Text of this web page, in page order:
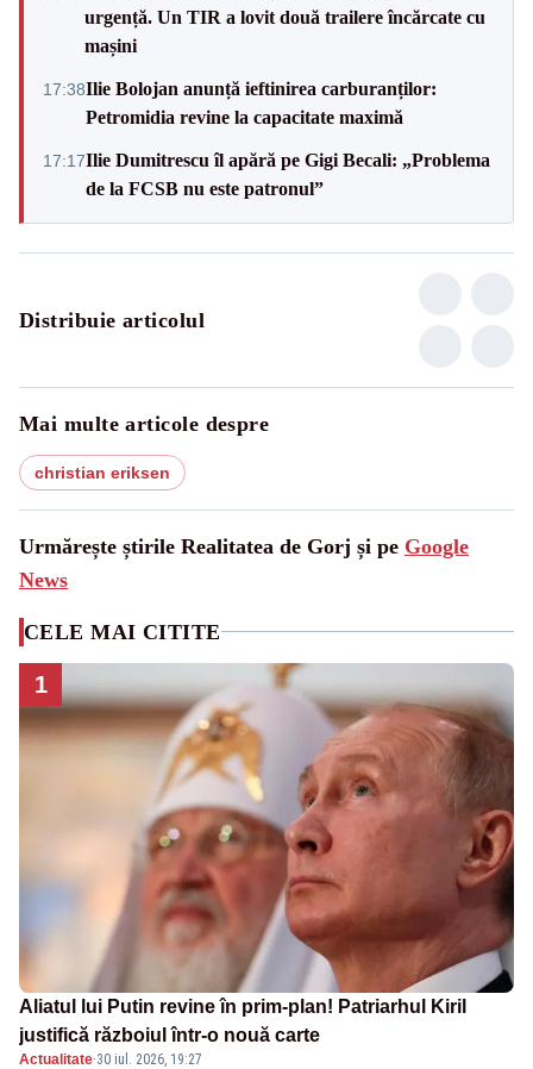
urgență. Un TIR a lovit două trailere încărcate cu
mașini
17:38Ilie Bolojan anunță ieftinirea carburanților:
Petromidia revine la capacitate maximă
17:17Ilie Dumitrescu îl apără pe Gigi Becali: „Problema
de la FCSB nu este patronul”
Distribuie articolul
Mai multe articole despre
christian eriksen
Urmărește știrile Realitatea de Gorj și pe Google
News
CELE MAI CITITE
1
Aliatul lui Putin revine în prim-plan! Patriarhul Kiril
justifică războiul într-o nouă carte
Actualitate·30 iul. 2026, 19:27